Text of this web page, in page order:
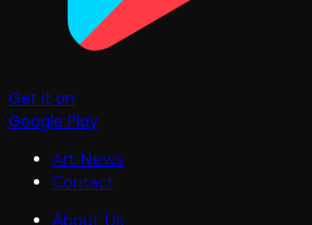
Get it on
Google Play
Art News
Contact